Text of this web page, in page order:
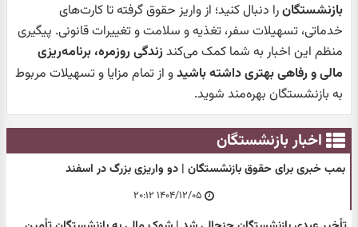
بازنشستگانرا دنبال کنید؛ از واریز حقوق گرفته تا کارت‌های
خدماتی، تسهیلات سفر، تغذیه و سلامت و تغییرات قانونی. پیگیری
منظم این اخبار به شما کمک می‌کندزندگی روزمره، برنامه‌ریزی
مالی و رفاهی بهتری داشته باشیدو از تمام مزایا و تسهیلات مربوط
به بازنشستگان بهره‌مند شوید.
اخبار بازنشستگان
بمب خبری برای حقوق بازنشستگان | دو واریزی بزرگ در اسفند
۱۴۰۴/۱۲/۰۵ ۲۰:۱۲